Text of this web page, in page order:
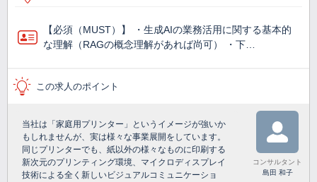
【必須（MUST）】 ・生成AIの業務活用に関する基本的
な理解（RAGの概念理解があれば尚可） ・下…
この求人のポイント
当社は「家庭用プリンター」というイメージが強いか
もしれませんが、実は様々な事業展開をしています。
同じプリンターでも、紙以外の様々なものに印刷する
新次元のプリンティング環境、マイクロディスプレイ
技術による全く新しいビジュアルコミュニケーショ
コンサルタント
島田 和子